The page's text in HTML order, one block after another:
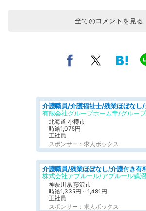
全てのコメントを見る
北海道 小樽市
時給1,075円
正社員
スポンサー：求人ボックス
株式会社アプルール/アプルール鵠沼
神奈川県 藤沢市
時給1,335円～1,481円
正社員
スポンサー：求人ボックス